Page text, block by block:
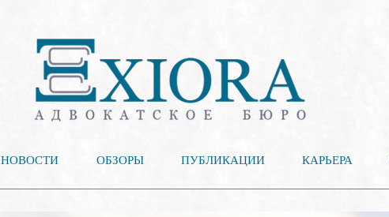
НОВОСТИ ОБЗОРЫ ПУБЛИКАЦИИ КАРЬЕРА